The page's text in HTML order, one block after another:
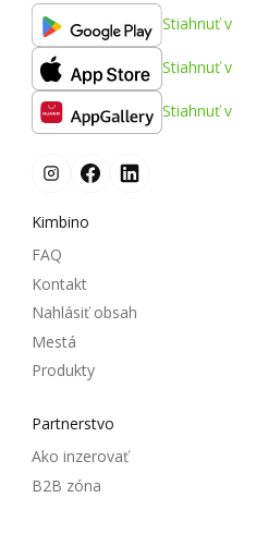
Stiahnuť v
Stiahnuť v
Stiahnuť v
Kimbino
FAQ
Kontakt
Nahlásiť obsah
Mestá
Produkty
Partnerstvo
Ako inzerovať
B2B zóna